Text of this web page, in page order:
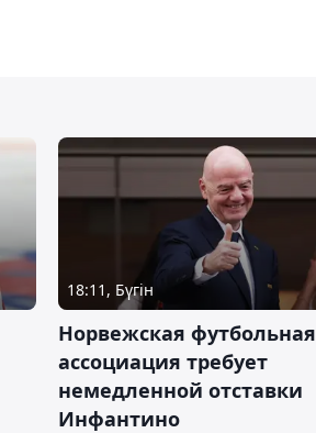
18:11, Бүгін
Норвежская футбольная
ассоциация требует
немедленной отставки
Инфантино